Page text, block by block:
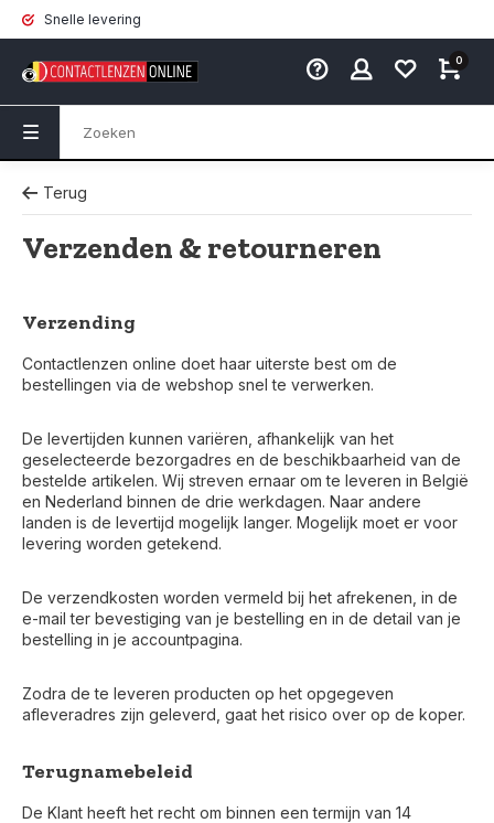
Snelle levering
0
Terug
Verzenden & retourneren
Verzending
Contactlenzen online doet haar uiterste best om de
bestellingen via de webshop snel te verwerken.
De levertijden kunnen variëren, afhankelijk van het
geselecteerde bezorgadres en de beschikbaarheid van de
bestelde artikelen. Wij streven ernaar om te leveren in België
en Nederland binnen de drie werkdagen. Naar andere
landen is de levertijd mogelijk langer. Mogelijk moet er voor
levering worden getekend.
De verzendkosten worden vermeld bij het afrekenen, in de
e-mail ter bevestiging van je bestelling en in de detail van je
bestelling in je accountpagina.
Zodra de te leveren producten op het opgegeven
afleveradres zijn geleverd, gaat het risico over op de koper.
Terugnamebeleid
De Klant heeft het recht om binnen een termijn van 14